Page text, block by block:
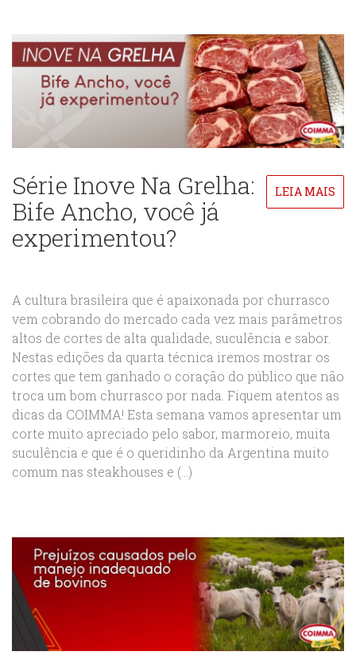
Série Inove Na Grelha:
Bife Ancho, você já
experimentou?
LEIA MAIS
A cultura brasileira que é apaixonada por churrasco
vem cobrando do mercado cada vez mais parâmetros
altos de cortes de alta qualidade, suculência e sabor.
Nestas edições da quarta técnica iremos mostrar os
cortes que tem ganhado o coração do público que não
troca um bom churrasco por nada. Fiquem atentos as
dicas da COIMMA! Esta semana vamos apresentar um
corte muito apreciado pelo sabor, marmoreio, muita
suculência e que é o queridinho da Argentina muito
comum nas steakhouses e (...)